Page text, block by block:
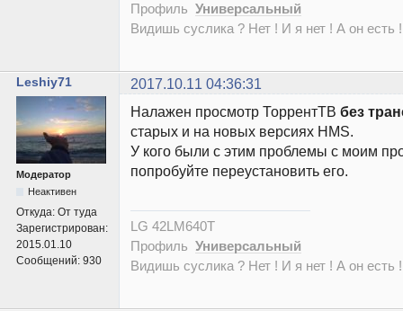
Профиль Универсальный
Видишь суслика ? Нет ! И я нет ! А он есть
Leshiy71 2017.10.11 04:36:31
Модератор
Неактивен
Откуда: От туда
Зарегистрирован:
2015.01.10
Сообщений: 930
Налажен просмотр ТоррентТВ без
старых и на новых версиях HMS.
У кого были с этим проблемы с моим
попробуйте переустановить его.
LG 42LM640T
Профиль Универсальный
Видишь суслика ? Нет ! И я нет ! А он есть